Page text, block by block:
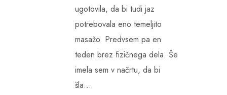
ugotovila, da bi tudi jaz
potrebovala eno temeljito
masažo. Predvsem pa en
teden brez fizičnega dela. Še
imela sem v načrtu, da bi
šla…